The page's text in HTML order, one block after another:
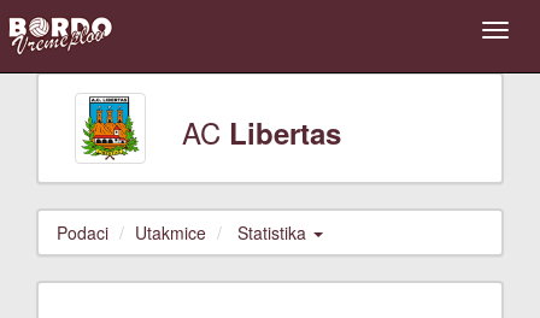
AC Libertas
Podaci Utakmice Statistika